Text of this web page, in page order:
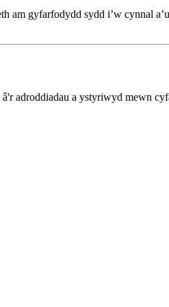
am gyfarfodydd sydd i’w cynnal
adroddiadau a ystyriwyd mewn